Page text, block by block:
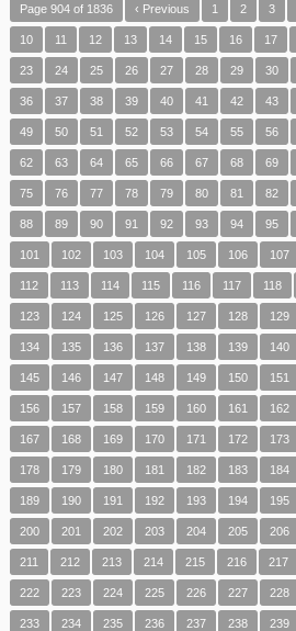
Page 904 of 1836 ‹ Previous 1 2 3
10 11 12 13 14 15 16 17
23 24 25 26 27 28 29 30
36 37 38 39 40 41 42 43
49 50 51 52 53 54 55 56
62 63 64 65 66 67 68 69
75 76 77 78 79 80 81 82
88 89 90 91 92 93 94 95
101 102 103 104 105 106 107
112 113 114 115 116 117 118
123 124 125 126 127 128 129
134 135 136 137 138 139 140
145 146 147 148 149 150 151
156 157 158 159 160 161 162
167 168 169 170 171 172 173
178 179 180 181 182 183 184
189 190 191 192 193 194 195
200 201 202 203 204 205 206
211 212 213 214 215 216 217
222 223 224 225 226 227 228
233 234 235 236 237 238 239